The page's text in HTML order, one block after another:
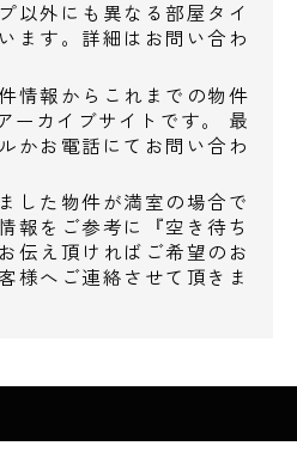
ン江東深川店・・
CAT店・・392m
ナル店・・393m
－CAT店・・412m
522m
橋浜町・・552m
以外にも異なる部屋タイ
ます。詳細はお問い合わ
情報からこれまでの物件
ーカイブサイトです。 最
かお電話にてお問い合わ
した物件が満室の場合で
報をご参考に『空き待ち
伝え頂ければご希望のお
様へご連絡させて頂きま
500-529
00